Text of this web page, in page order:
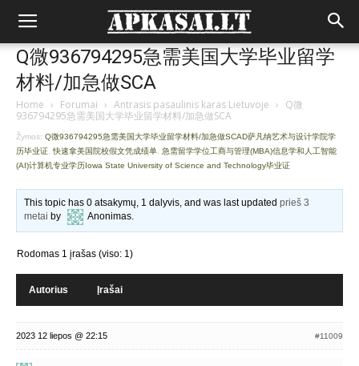
Q微936794295急需美国大学毕业留学
材料/加急做SCA
Home › Forumai › Antrasis pasaulinis karas Lietuvoje › Q微
936794295急需美国大学毕业留学材料/加急做SCA
Žymos: Q微936794295急需美国大学毕业留学材料/加急做SCAD萨凡纳艺术与设计学院学
历毕业证 快速拿美国院校假文凭成绩单 急需留学学位工商与管理(MBA)信息学和人工智能
(AI)计算机专业学历Iowa State University of Science and Technology毕业证
This topic has 0 atsakymų, 1 dalyvis, and was last updatedprieš 3
metai by Anonimas.
Rodomas 1 įrašas (viso: 1)
Autorius Įrašai
2023 12 liepos @ 22:15 #11009